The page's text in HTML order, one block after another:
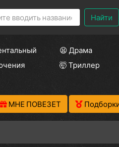
Найти
😫 Драма
🤯 Триллер
МНЕ ПОВЕЗЕТ